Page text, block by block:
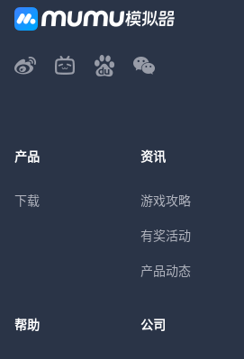
产品
下载
资讯
游戏攻略
有奖活动
产品动态
帮助 公司